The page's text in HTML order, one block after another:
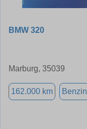
BMW 320
Marburg, 35039
162.000 km Benzin